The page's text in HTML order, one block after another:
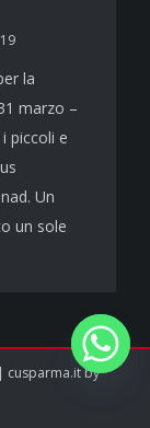
la
marzo –
piccoli e
Un
un sole
| cusparma.it by